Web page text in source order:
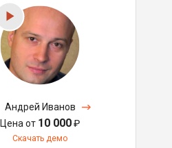
Андрей Иванов
Цена от 10 000₽
Скачать демо